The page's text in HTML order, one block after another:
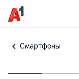
Смартфоны